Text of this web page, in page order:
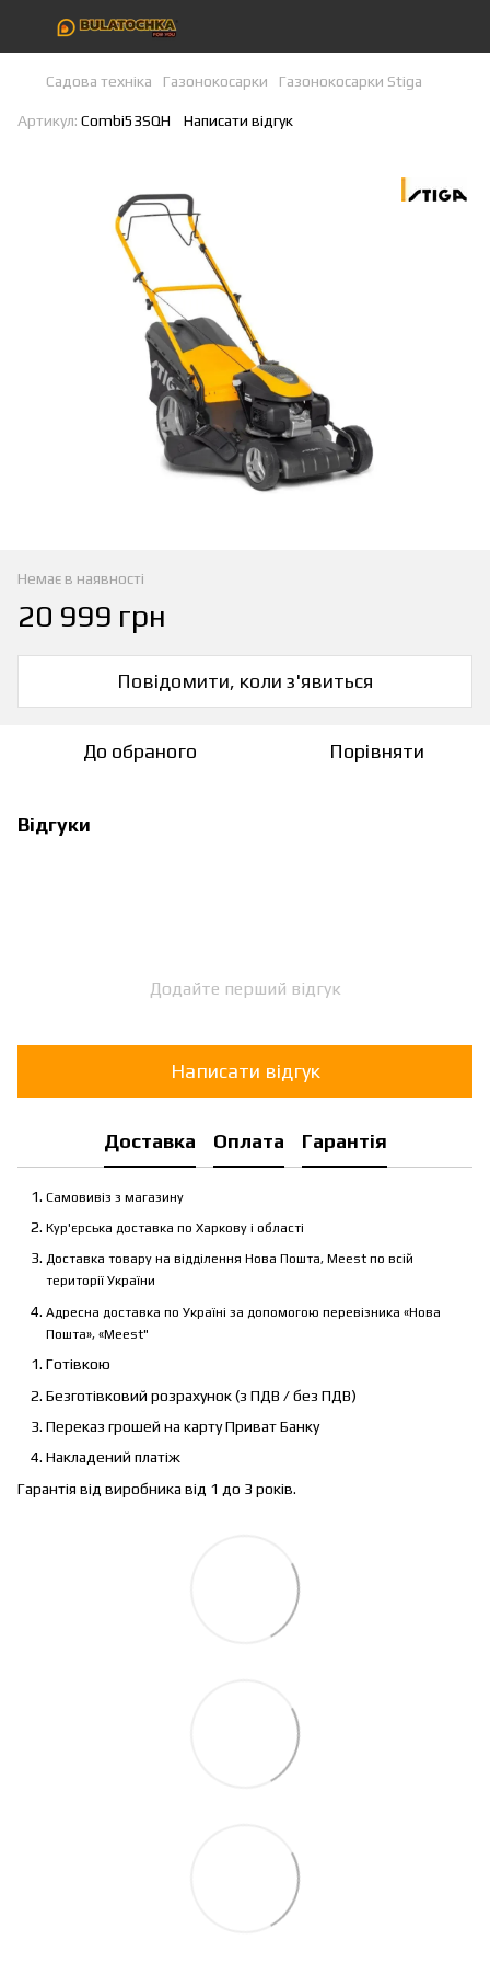
Садова техніка Газонокосарки Газонокосарки Stiga
Артикул: Combi53SQH Написати відгук
Немає в наявності
20 999 грн
Повідомити, коли з'явиться
До обраного Порівняти
Відгуки
Додайте перший відгук
Написати відгук
Доставка Оплата Гарантія
Самовивіз з магазину
Кур'єрська доставка по Харкову і області
Доставка товару на відділення Нова Пошта, Meest по всій
території України
Адресна доставка по Україні за допомогою перевізника «Нова
Пошта», «Meest"
Готівкою
Безготівковий розрахунок (з ПДВ / без ПДВ)
Переказ грошей на карту Приват Банку
Накладений платіж
Гарантія від виробника від 1 до 3 років.